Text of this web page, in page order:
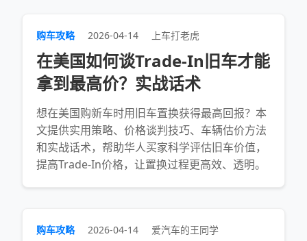
购车攻略 2026-04-14 上车打老虎
在美国如何谈Trade‑In旧车才能
拿到最高价？实战话术
想在美国购新车时用旧车置换获得最高回报？本
文提供实用策略、价格谈判技巧、车辆估价方法
和实战话术，帮助华人买家科学评估旧车价值，
提高Trade‑In价格，让置换过程更高效、透明。
购车攻略 2026-04-14 爱汽车的王同学